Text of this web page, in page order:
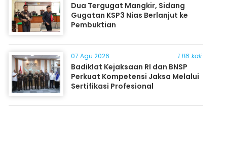
Dua Tergugat Mangkir, Sidang
Gugatan KSP3 Nias Berlanjut ke
Pembuktian
07 Agu 2026 1.118 kali
Badiklat Kejaksaan RI dan BNSP
Perkuat Kompetensi Jaksa Melalui
Sertifikasi Profesional